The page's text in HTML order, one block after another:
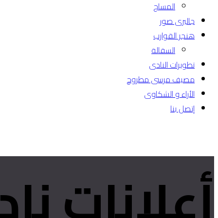
المساج
جاليرى صور
هنجر القوارب
السقالة
تطويرات النادى
مصيف مرسى مطروح
الأراء و الشكاوى
إتصل بنا